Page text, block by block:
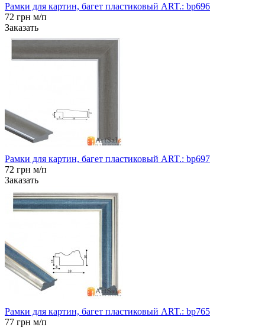
Рамки для картин, багет пластиковый ART.: bp696
72 грн м/п
Заказать
Рамки для картин, багет пластиковый ART.: bp697
72 грн м/п
Заказать
Рамки для картин, багет пластиковый ART.: bp765
77 грн м/п